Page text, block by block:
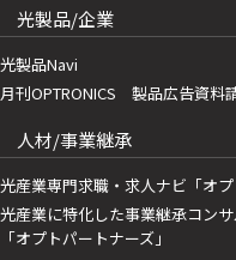
光製品/企業
光製品Navi
月刊OPTRONICS 製品広告資料
人材/事業継承
光産業専門求職・求人ナビ「オプ
光産業に特化した事業継承コン
「オプトパートナーズ」